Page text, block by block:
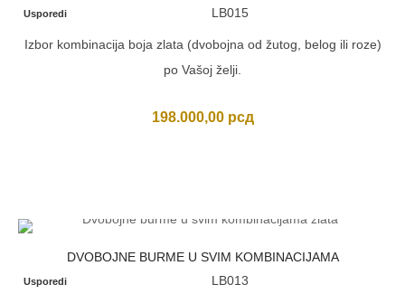
Usporedi LB015
Izbor kombinacija boja zlata (dvobojna od žutog, belog ili roze)
po Vašoj želji.
198.000,00 рсд
DVOBOJNE BURME U SVIM KOMBINACIJAMA
Usporedi LB013